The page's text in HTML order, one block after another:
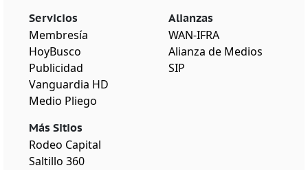
Servicios
Membresía
HoyBusco
Publicidad
Vanguardia HD
Medio Pliego
Más Sitios
Rodeo Capital
Saltillo 360
Alianzas
WAN-IFRA
Alianza de Medios
SIP